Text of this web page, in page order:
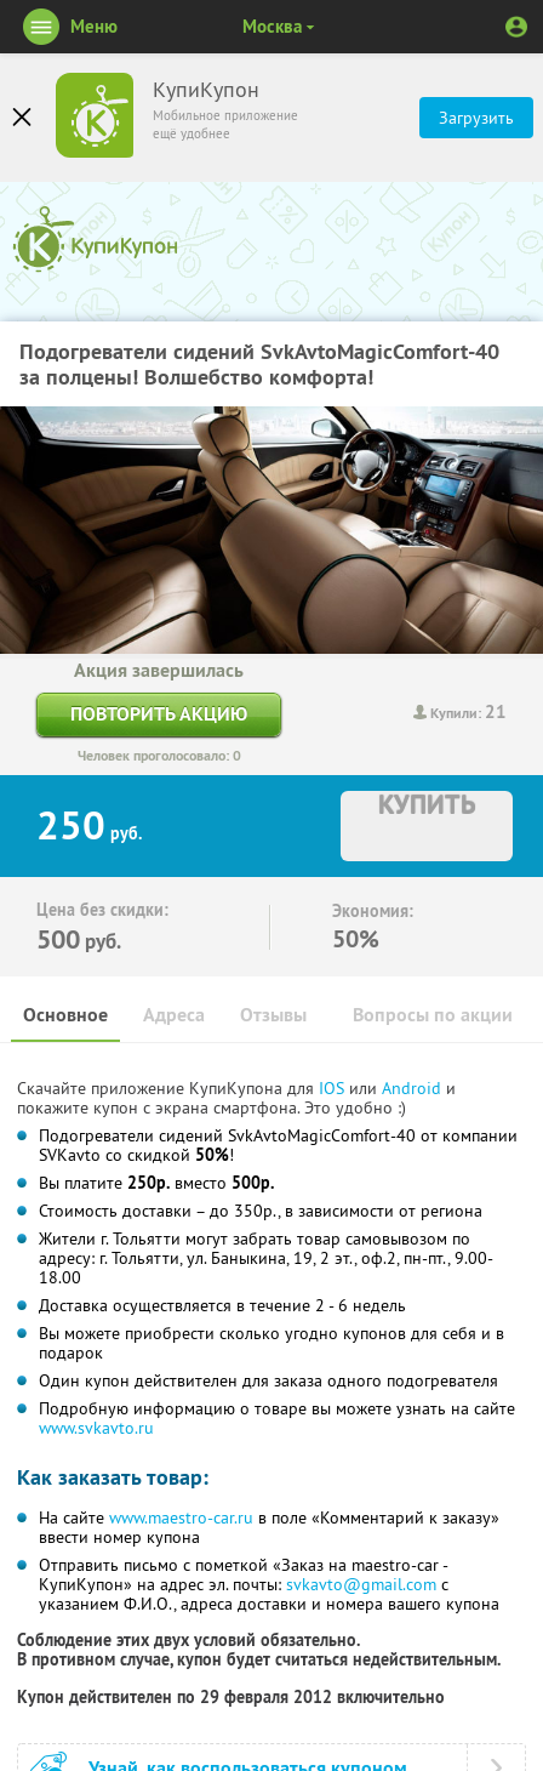
КупиКупон
Мобильное приложение
ещё удобнее
Загрузить
Меню Москва
Подогреватели сидений SvkAvtoMagicComfort-40
за полцены! Волшебство комфорта!
Купили: 21
Акция завершилась
ПОВТОРИТЬ АКЦИЮ
Человек проголосовало: 0
250 руб.
КУПИТЬ
Цена без скидки:
500 руб.
Экономия:
50%
Основное Отзывы Вопросы по акции
Адреса
Скачайте приложение КупиКупона для IOS или Android и
покажите купон с экрана смартфона. Это удобно :)
Подогреватели сидений SvkAvtoMagicComfort-40 от компании
SVKavto со скидкой 50%!
Вы платите 250р. вместо 500р.
Стоимость доставки – до 350р., в зависимости от региона
Жители г. Тольятти могут забрать товар самовывозом по
адресу: г. Тольятти, ул. Баныкина, 19, 2 эт., оф.2, пн-пт., 9.00-
18.00
Доставка осуществляется в течение 2 - 6 недель
Вы можете приобрести сколько угодно купонов для себя и в
подарок
Один купон действителен для заказа одного подогревателя
Подробную информацию о товаре вы можете узнать на сайте
www.svkavto.ru
Как заказать товар:
На сайте www.maestro-car.ru в поле «Комментарий к заказу»
ввести номер купона
Отправить письмо с пометкой «Заказ на maestro-car -
КупиКупон» на адрес эл. почты: svkavto@gmail.com с
указанием Ф.И.О., адреса доставки и номера вашего купона
Соблюдение этих двух условий обязательно.
В противном случае, купон будет считаться недействительным.
Купон действителен по 29 февраля 2012 включительно